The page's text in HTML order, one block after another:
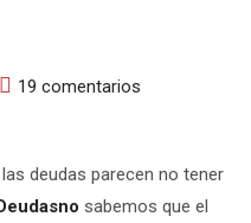
19 comentarios
deudas parecen no tener
sabemos que el